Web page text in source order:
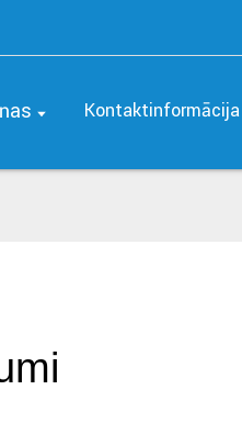
Kontaktinformācija